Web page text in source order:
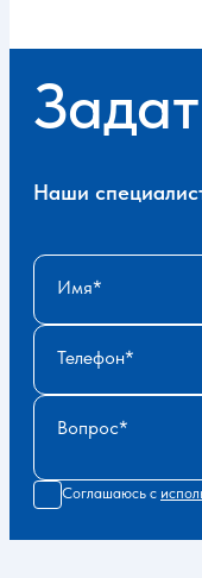
Наши
Имя
Телефон
Вопрос
Соглашаюсь с